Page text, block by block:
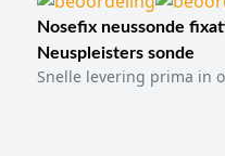
Nosefix neussonde
Neuspleisters sonde
Snelle levering prima in